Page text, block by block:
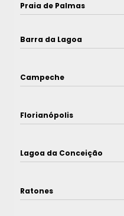
Praia de Palmas
Barra da Lagoa
Campeche
Florianópolis
Lagoa da Conceição
Ratones